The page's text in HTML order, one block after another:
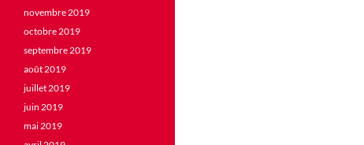
novembre 2019
octobre 2019
septembre 2019
août 2019
juillet 2019
juin 2019
mai 2019